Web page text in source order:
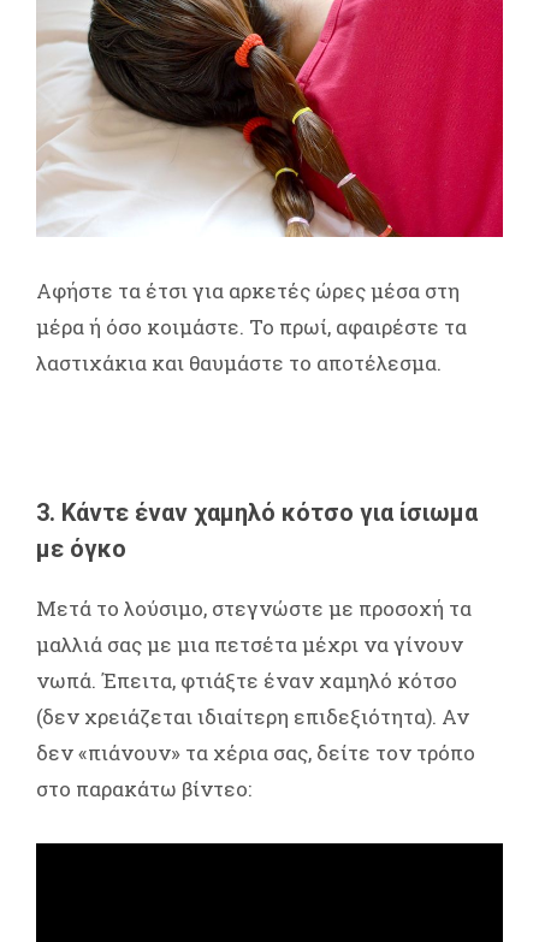
Αφήστε τα έτσι για αρκετές ώρες μέσα στη
μέρα ή όσο κοιμάστε. Το πρωί, αφαιρέστε τα
λαστιχάκια και θαυμάστε το αποτέλεσμα.
3. Κάντε έναν χαμηλό κότσο για ίσιωμα
με όγκο
Μετά το λούσιμο, στεγνώστε με προσοχή τα
μαλλιά σας με μια πετσέτα μέχρι να γίνουν
νωπά. Έπειτα, φτιάξτε έναν χαμηλό κότσο
(δεν χρειάζεται ιδιαίτερη επιδεξιότητα). Αν
δεν «πιάνουν» τα χέρια σας, δείτε τον τρόπο
στο παρακάτω βίντεο: